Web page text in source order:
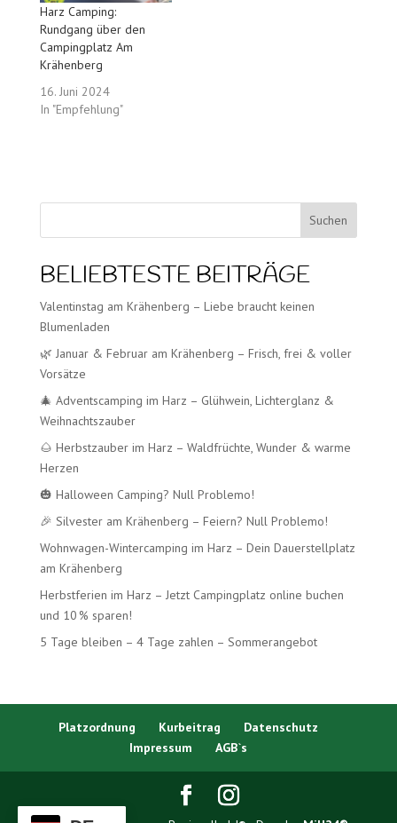
Harz Camping:
Rundgang über den
Campingplatz Am
Krähenberg
16. Juni 2024
In "Empfehlung"
Suchen
BELIEBTESTE BEITRÄGE
Valentinstag am Krähenberg – Liebe braucht keinen
Blumenladen
🌿 Januar & Februar am Krähenberg – Frisch, frei & voller
Vorsätze
🎄 Adventscamping im Harz – Glühwein, Lichterglanz &
Weihnachtszauber
🌰 Herbstzauber im Harz – Waldfrüchte, Wunder & warme
Herzen
🎃 Halloween Camping? Null Problemo!
🎉 Silvester am Krähenberg – Feiern? Null Problemo!
Wohnwagen-Wintercamping im Harz – Dein Dauerstellplatz
am Krähenberg
Herbstferien im Harz – Jetzt Campingplatz online buchen
und 10 % sparen!
5 Tage bleiben – 4 Tage zahlen – Sommerangebot
Platzordnung Kurbeitrag
Datenschutz
Impressum
AGB`s